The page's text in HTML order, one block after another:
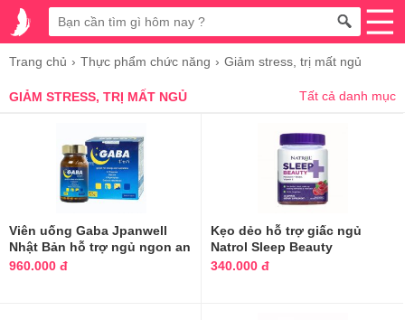
Trang chủ Thực phẩm chức năng Giảm stress, trị mất ngủ
GIẢM STRESS, TRỊ MẤT NGỦ Tất cả danh mục
Viên uống Gaba Jpanwell
Nhật Bản hỗ trợ ngủ ngon an
thần
960.000 đ
Kẹo dẻo hỗ trợ giấc ngủ
Natrol Sleep Beauty
Melatonin Biotin Vitamin E
340.000 đ